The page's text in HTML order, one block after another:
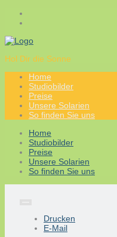
Hol Dir die Sonne
Home
Studiobilder
Preise
Unsere Solarien
So finden Sie uns
Home
Studiobilder
Preise
Unsere Solarien
So finden Sie uns
Drucken
E-Mail